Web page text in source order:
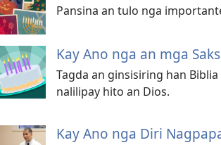
Pansina an tulo nga
Kay Ano nga an mga
Tagda an ginsisiring han
nalilipay hito an Dios.
Kay Ano nga Diri